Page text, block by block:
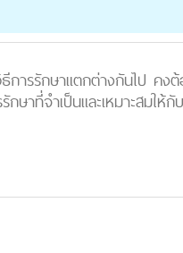
ธีการรักษาแตกต่างกันไป
ษาที่จำเป็นและเหมาะสมให้